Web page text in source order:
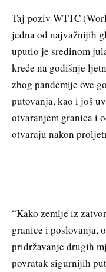
Taj poziv WTTC
jedna od najvažnijih
uputio je sredinom
kreće na godišnje
zbog pandemije ove
putovanja, kao i još
otvaranjem granica i
otvaraju nakon
“Kako zemlje iz
granice i poslovanja,
pridržavanje drugih
povratak sigurnijih